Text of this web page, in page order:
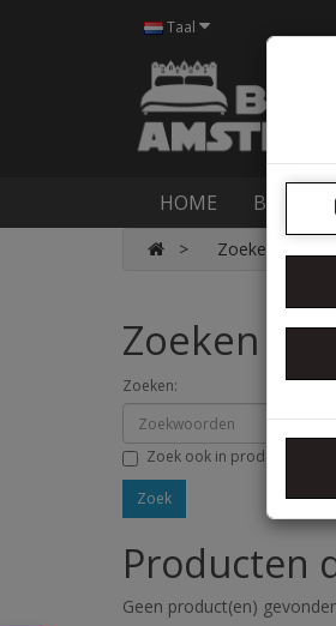
Taal
HOME
Zoeken
Zoeken
Zoeken:
Zoek ook in
Producten
Geen product(en)